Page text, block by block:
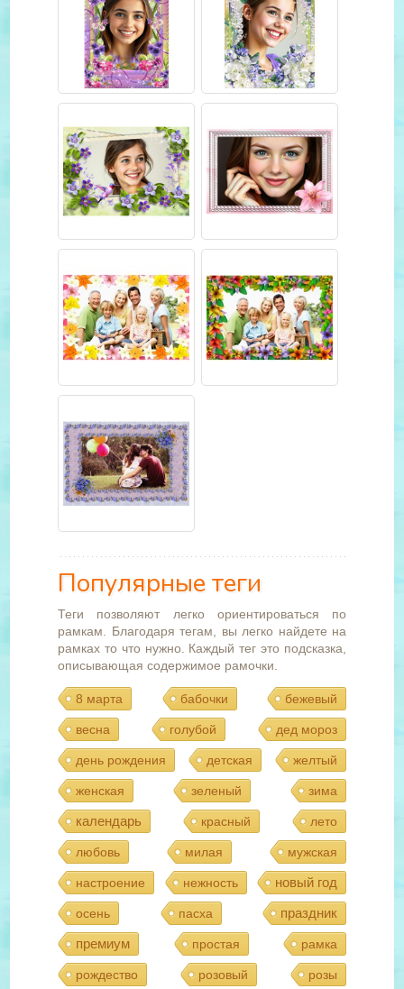
Популярные теги
Теги позволяют легко ориентироваться по
рамкам. Благодаря тегам, вы легко найдете на
рамках то что нужно. Каждый тег это подсказка,
описывающая содержимое рамочки.
8 марта бабочки бежевый
весна голубой дед мороз
день рождения детская желтый
женская зеленый зима
календарь красный лето
любовь милая мужская
настроение нежность новый год
осень пасха
праздник
премиум
простая рамка
рождество розовый розы